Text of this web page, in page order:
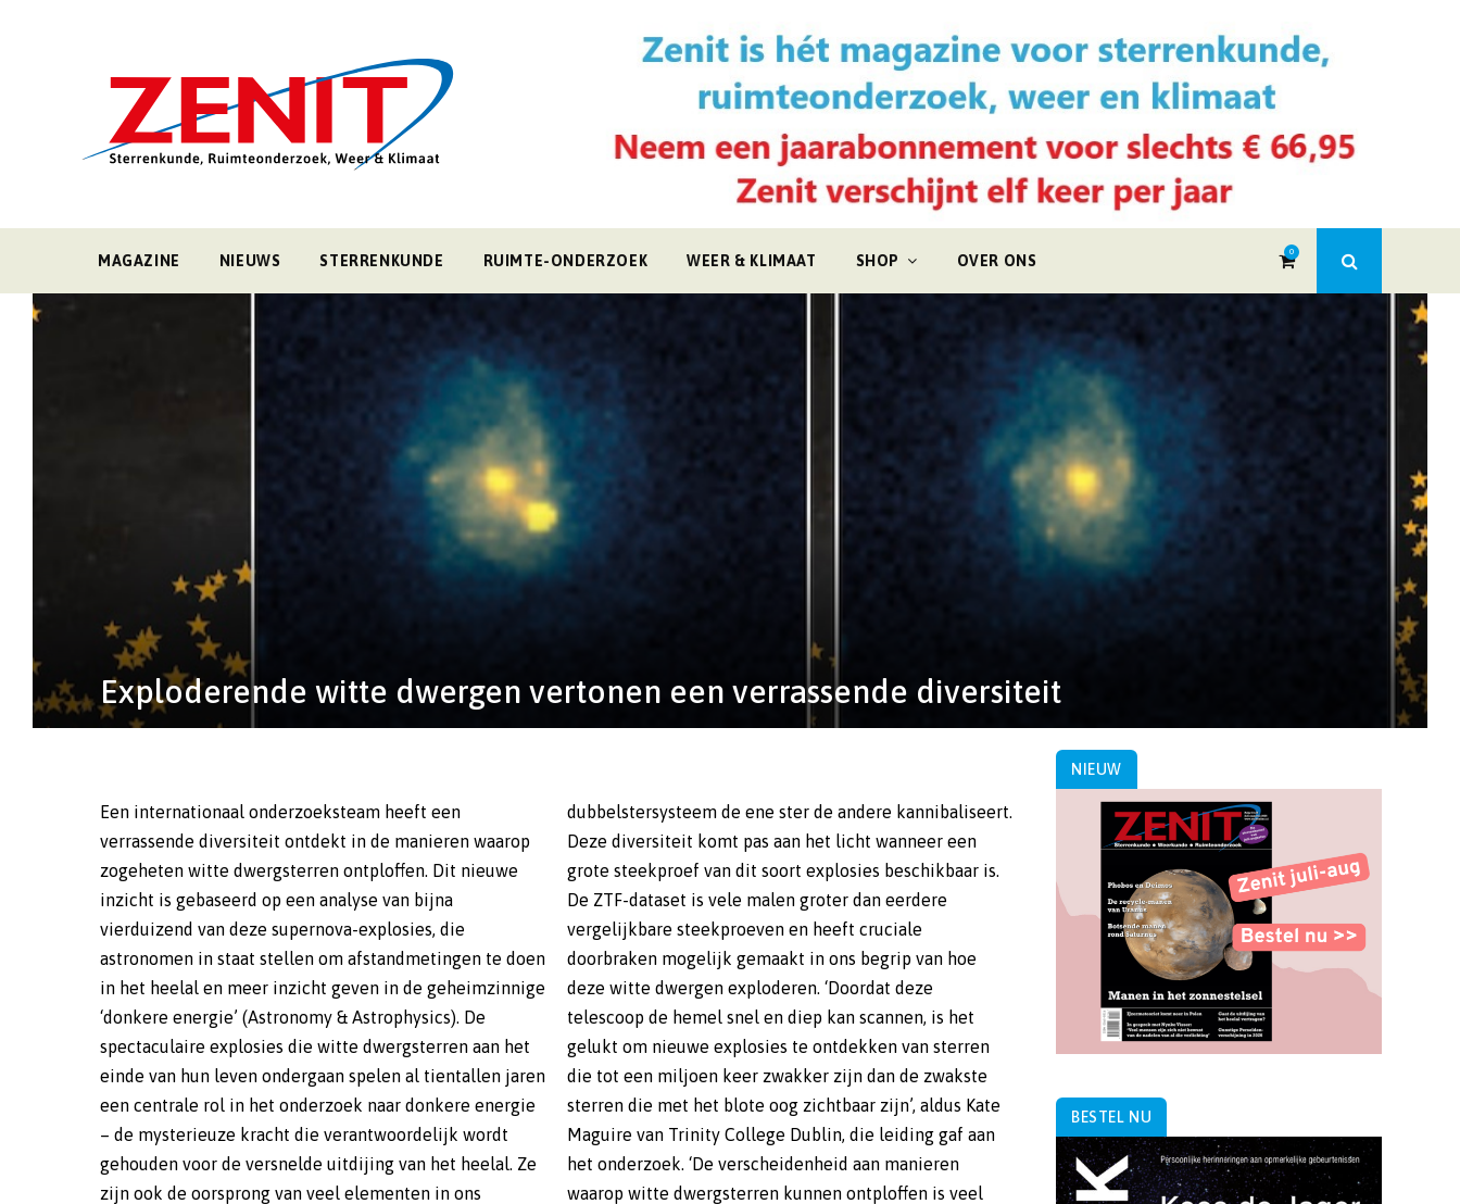
MAGAZINE NIEUWS STERRENKUNDE RUIMTE-ONDERZOEK WEER & KLIMAAT SHOP OVER ONS
0
Exploderende witte dwergen vertonen een verrassende diversiteit
Een internationaal onderzoeksteam heeft een
verrassende diversiteit ontdekt in de manieren waarop
zogeheten witte dwergsterren ontploffen. Dit nieuwe
inzicht is gebaseerd op een analyse van bijna
vierduizend van deze supernova-explosies, die
astronomen in staat stellen om afstandmetingen te doen
in het heelal en meer inzicht geven in de geheimzinnige
‘donkere energie’ (Astronomy & Astrophysics). De
spectaculaire explosies die witte dwergsterren aan het
einde van hun leven ondergaan spelen al tientallen jaren
een centrale rol in het onderzoek naar donkere energie
– de mysterieuze kracht die verantwoordelijk wordt
gehouden voor de versnelde uitdijing van het heelal. Ze
zijn ook de oorsprong van veel elementen in ons
dubbelstersysteem de ene ster de andere kannibaliseert.
Deze diversiteit komt pas aan het licht wanneer een
grote steekproef van dit soort explosies beschikbaar is.
De ZTF-dataset is vele malen groter dan eerdere
vergelijkbare steekproeven en heeft cruciale
doorbraken mogelijk gemaakt in ons begrip van hoe
deze witte dwergen exploderen. ‘Doordat deze
telescoop de hemel snel en diep kan scannen, is het
gelukt om nieuwe explosies te ontdekken van sterren
die tot een miljoen keer zwakker zijn dan de zwakste
sterren die met het blote oog zichtbaar zijn’, aldus Kate
Maguire van Trinity College Dublin, die leiding gaf aan
het onderzoek. ‘De verscheidenheid aan manieren
waarop witte dwergsterren kunnen ontploffen is veel
NIEUW
BESTEL NU